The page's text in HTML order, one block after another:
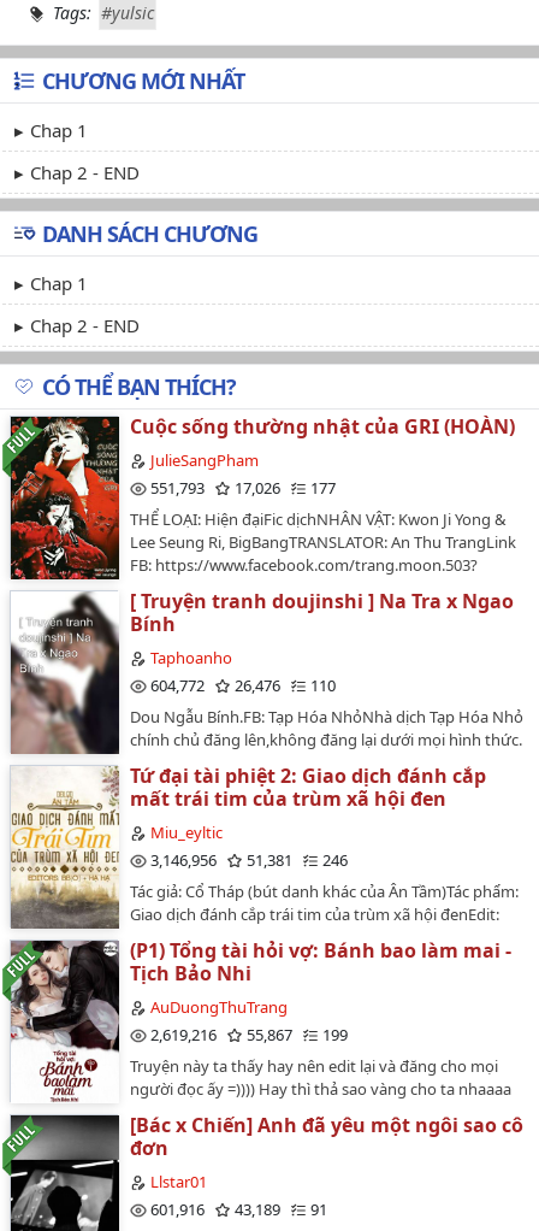
Tags: #yulsic
CHƯƠNG MỚI NHẤT
Chap 1
Chap 2 - END
DANH SÁCH CHƯƠNG
Chap 1
Chap 2 - END
CÓ THỂ BẠN THÍCH?
Cuộc sống thường nhật của GRI (HOÀN)
JulieSangPham
551,793
17,026
177
THỂ LOẠI: Hiện đạiFic dịchNHÂN VẬT: Kwon Ji Yong &
Lee Seung Ri, BigBangTRANSLATOR: An Thu TrangLink
FB: https://www.facebook.com/trang.moon.503?
ss Trang để chia sẻ cho các bạn fan Gri cùng đọc.Vui
lòng không chuyển ver ( vì đây là tác phẩm viết riêng
cho Gri), không mang đi nơi khác khi không có sự cho
phép của người dịch và mình.Mọi hành vi sao chép hay
và report acc…
[ Truyện tranh doujinshi ] Na Tra x Ngao
Bính
Taphoanho
604,772
26,476
110
Dou Ngẫu Bính.FB: Tạp Hóa NhỏNhà dịch Tạp Hóa Nhỏ
chính chủ đăng lên,không đăng lại dưới mọi hình thức.
Tứ đại tài phiệt 2: Giao dịch đánh cắp
mất trái tim của trùm xã hội đen
Miu_eyltic
3,146,956
51,381
246
Tác giả: Cổ Tháp (bút danh khác của Ân Tầm)Tác phẩm:
Giao dịch đánh cắp trái tim của trùm xã hội đenEdit:
BB[o] + Hạ Hạ Văn án: Hắn là tổng giám đốc của Lãnh
Thị. Lạnh lùng vô tình, máu lạnh, nghiêm túc, độc tài là
những miêu tả xác thực về con người hắn. Tưởng
chừng tất cả sẽ phải run sợ trước "ám khí" hắn tỏa ra
khi hắn trở thành lão đại một tay che trời của tổ chức
số mạng kẻ khác. Cuộc đời hắn từ trầm uất, tẻ nhạt trở
nên đa mùi vị khi tình cờ đấu khẩu cùng cô gái trong
bar. Trong quán bar tình cờ gặp được cô gái say mèm
tự đấu giá chính mình. Vậy mà hắn lại vung tay chi một
qua một đêm mặn nồng. Gặp mặt lại, cô giờ đã thành
một nữ đặc công xinh đẹp của tổ chức BABY-M. Không
(P1) Tổng tài hỏi vợ: Bánh bao làm mai -
Tịch Bảo Nhi
AuDuongThuTrang
2,619,216
55,867
199
Truyện này ta thấy hay nên edit lại và đăng cho mọi
người đọc ấy =)))) Hay thì thả sao vàng cho ta nhaaaa
1 số editor khácBìa truyện : Nhây's Xưởng
(@NhayLaMotXuThe)…
[Bác x Chiến] Anh đã yêu một ngôi sao cô
đơn
Llstar01
601,916
43,189
91